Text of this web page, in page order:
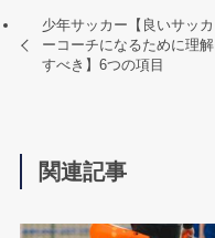
少年サッカー【良いサッカ
ーコーチになるために理解
すべき】6つの項目
関連記事